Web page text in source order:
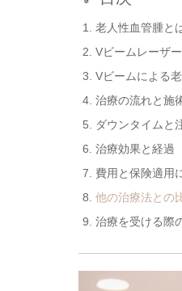
老人性血管腫と
Vビームレーザ
Vビームによる
治療の流れと施
ダウンタイムと
治療効果と経過
費用と保険適用
他の治療法との
治療を受ける際